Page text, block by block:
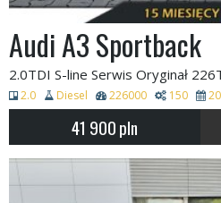
Audi A3 Sportback
2.0TDI S-line Serwis Oryginał
2.0 Diesel 226000 150
41 900pln